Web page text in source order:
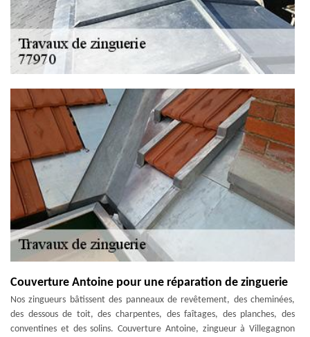
Couverture Antoine pour une réparation de zinguerie
Nos zingueurs bâtissent des panneaux de revêtement, des cheminées,
des dessous de toit, des charpentes, des faîtages, des planches, des
conventines et des solins. Couverture Antoine, zingueur à Villegagnon